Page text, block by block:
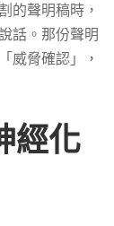
的聲明稿時，
話。那份聲明
威脅確認」，
經化